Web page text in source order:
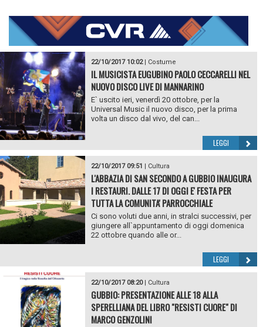
22/10/2017 10:02| Costume
IL MUSICISTA EUGUBINO PAOLO CECCARELLI NEL
NUOVO DISCO LIVE DI MANNARINO
E` uscito ieri, venerdì 20 ottobre, per la
Universal Music il nuovo disco, per la prima
volta un disco dal vivo, del can...
LEGGI
22/10/2017 09:51 Cultura
L'ABBAZIA DI SAN SECONDO A GUBBIO INAUGURA
I RESTAURI. DALLE 17 DI OGGI E' FESTA PER
TUTTA LA COMUNITA' PARROCCHIALE
Ci sono voluti due anni, in stralci successivi, per
giungere all`appuntamento di oggi domenica
22 ottobre quando alle or...
LEGGI
22/10/2017 08:20| Cultura
GUBBIO: PRESENTAZIONE ALLE 18 ALLA
SPERELLIANA DEL LIBRO "RESISTI CUORE" DI
MARCO GENZOLINI